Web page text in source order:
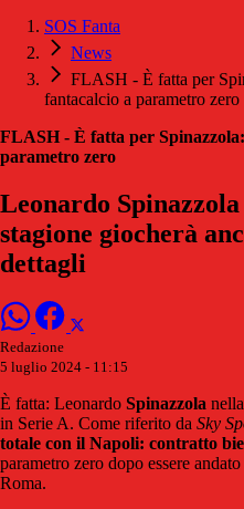
SOS Fanta
News
FLASH - È fatta per
fantacalcio a parametro zero
FLASH - È fatta per
parametro zero
Leonardo
stagione giocherà
dettagli
Redazione
5 luglio 2024 - 11:15
È fatta: Leonardo Spinazzola
in Serie A. Come riferito da Sky
totale con il Napoli: contratto
parametro zero dopo essere
Roma.